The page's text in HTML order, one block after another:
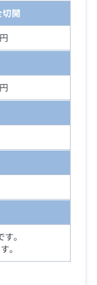
開
。
。